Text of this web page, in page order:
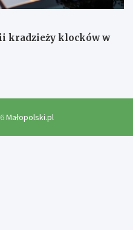
kradzieży klocków w
Małopolski.pl